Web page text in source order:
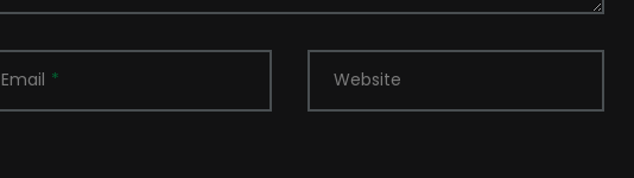
Email * Website